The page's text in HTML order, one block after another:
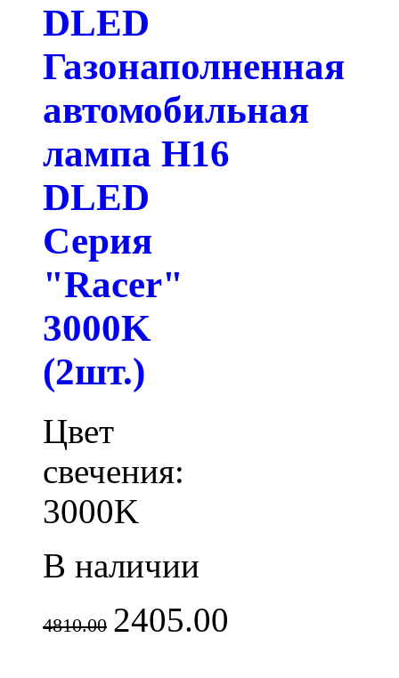
DLED
Газонаполненная
автомобильная
лампа H16
DLED
Серия
"Racer"
3000K
(2шт.)
Цвет
свечения:
3000K
В наличии
4810.00 2405.00